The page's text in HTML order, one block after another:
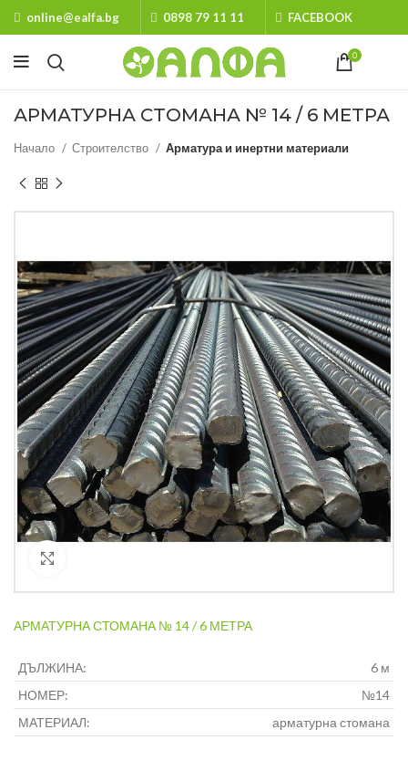
online@ealfa.bg 0898 79 11 11 FACEBOOK
0
АРМАТУРНА СТОМАНА № 14 / 6 МЕТРА
Начало Строителство Арматура и инертни материали
АРМАТУРНА СТОМАНА № 14 / 6 МЕТРА
ДЪЛЖИНА:
6 м
НОМЕР:
№14
МАТЕРИАЛ:
арматурна стомана